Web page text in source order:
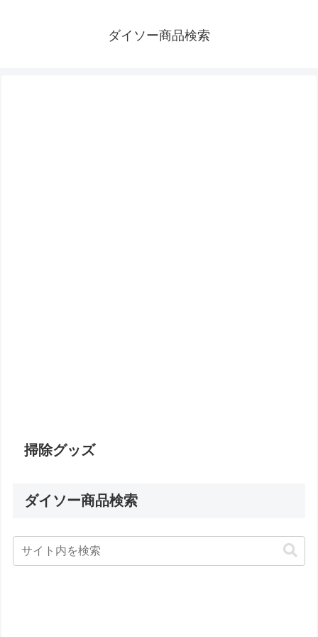
ダイソー商品検索
掃除グッズ
ダイソー商品検索